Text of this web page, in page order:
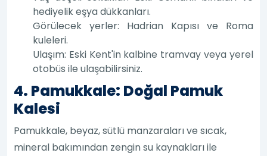
hediyelik eşya dükkanları.
Görülecek yerler: Hadrian Kapısı ve Roma
kuleleri.
Ulaşım: Eski Kent'in kalbine tramvay veya yerel
otobüs ile ulaşabilirsiniz.
4. Pamukkale: Doğal Pamuk
Kalesi
Pamukkale, beyaz, sütlü manzaraları ve sıcak,
mineral bakımından zengin su kaynakları ile